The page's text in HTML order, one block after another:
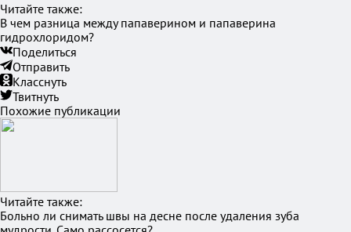
Читайте также:
В чем разница между папаверином и папаверина
гидрохлоридом?
Поделиться
Отправить
Класснуть
Твитнуть
Похожие публикации
Читайте также:
Больно ли снимать швы на десне после удаления зуба